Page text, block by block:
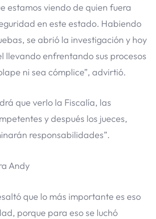
estamos viendo de quien fuera
en este estado. Habiendo
se abrió la investigación y hoy
llevando enfrentando sus procesos
ni sea cómplice”, advirtió.
que verlo la Fiscalía, las
y después los jueces,
responsabilidades”.
Andy
que lo más importante es eso
porque para eso se luchó